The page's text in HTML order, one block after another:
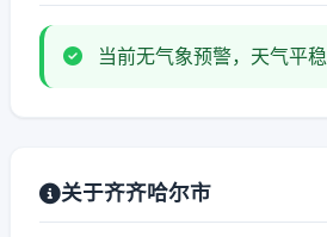
当前无气象预警，天气平稳
关于齐齐哈尔市